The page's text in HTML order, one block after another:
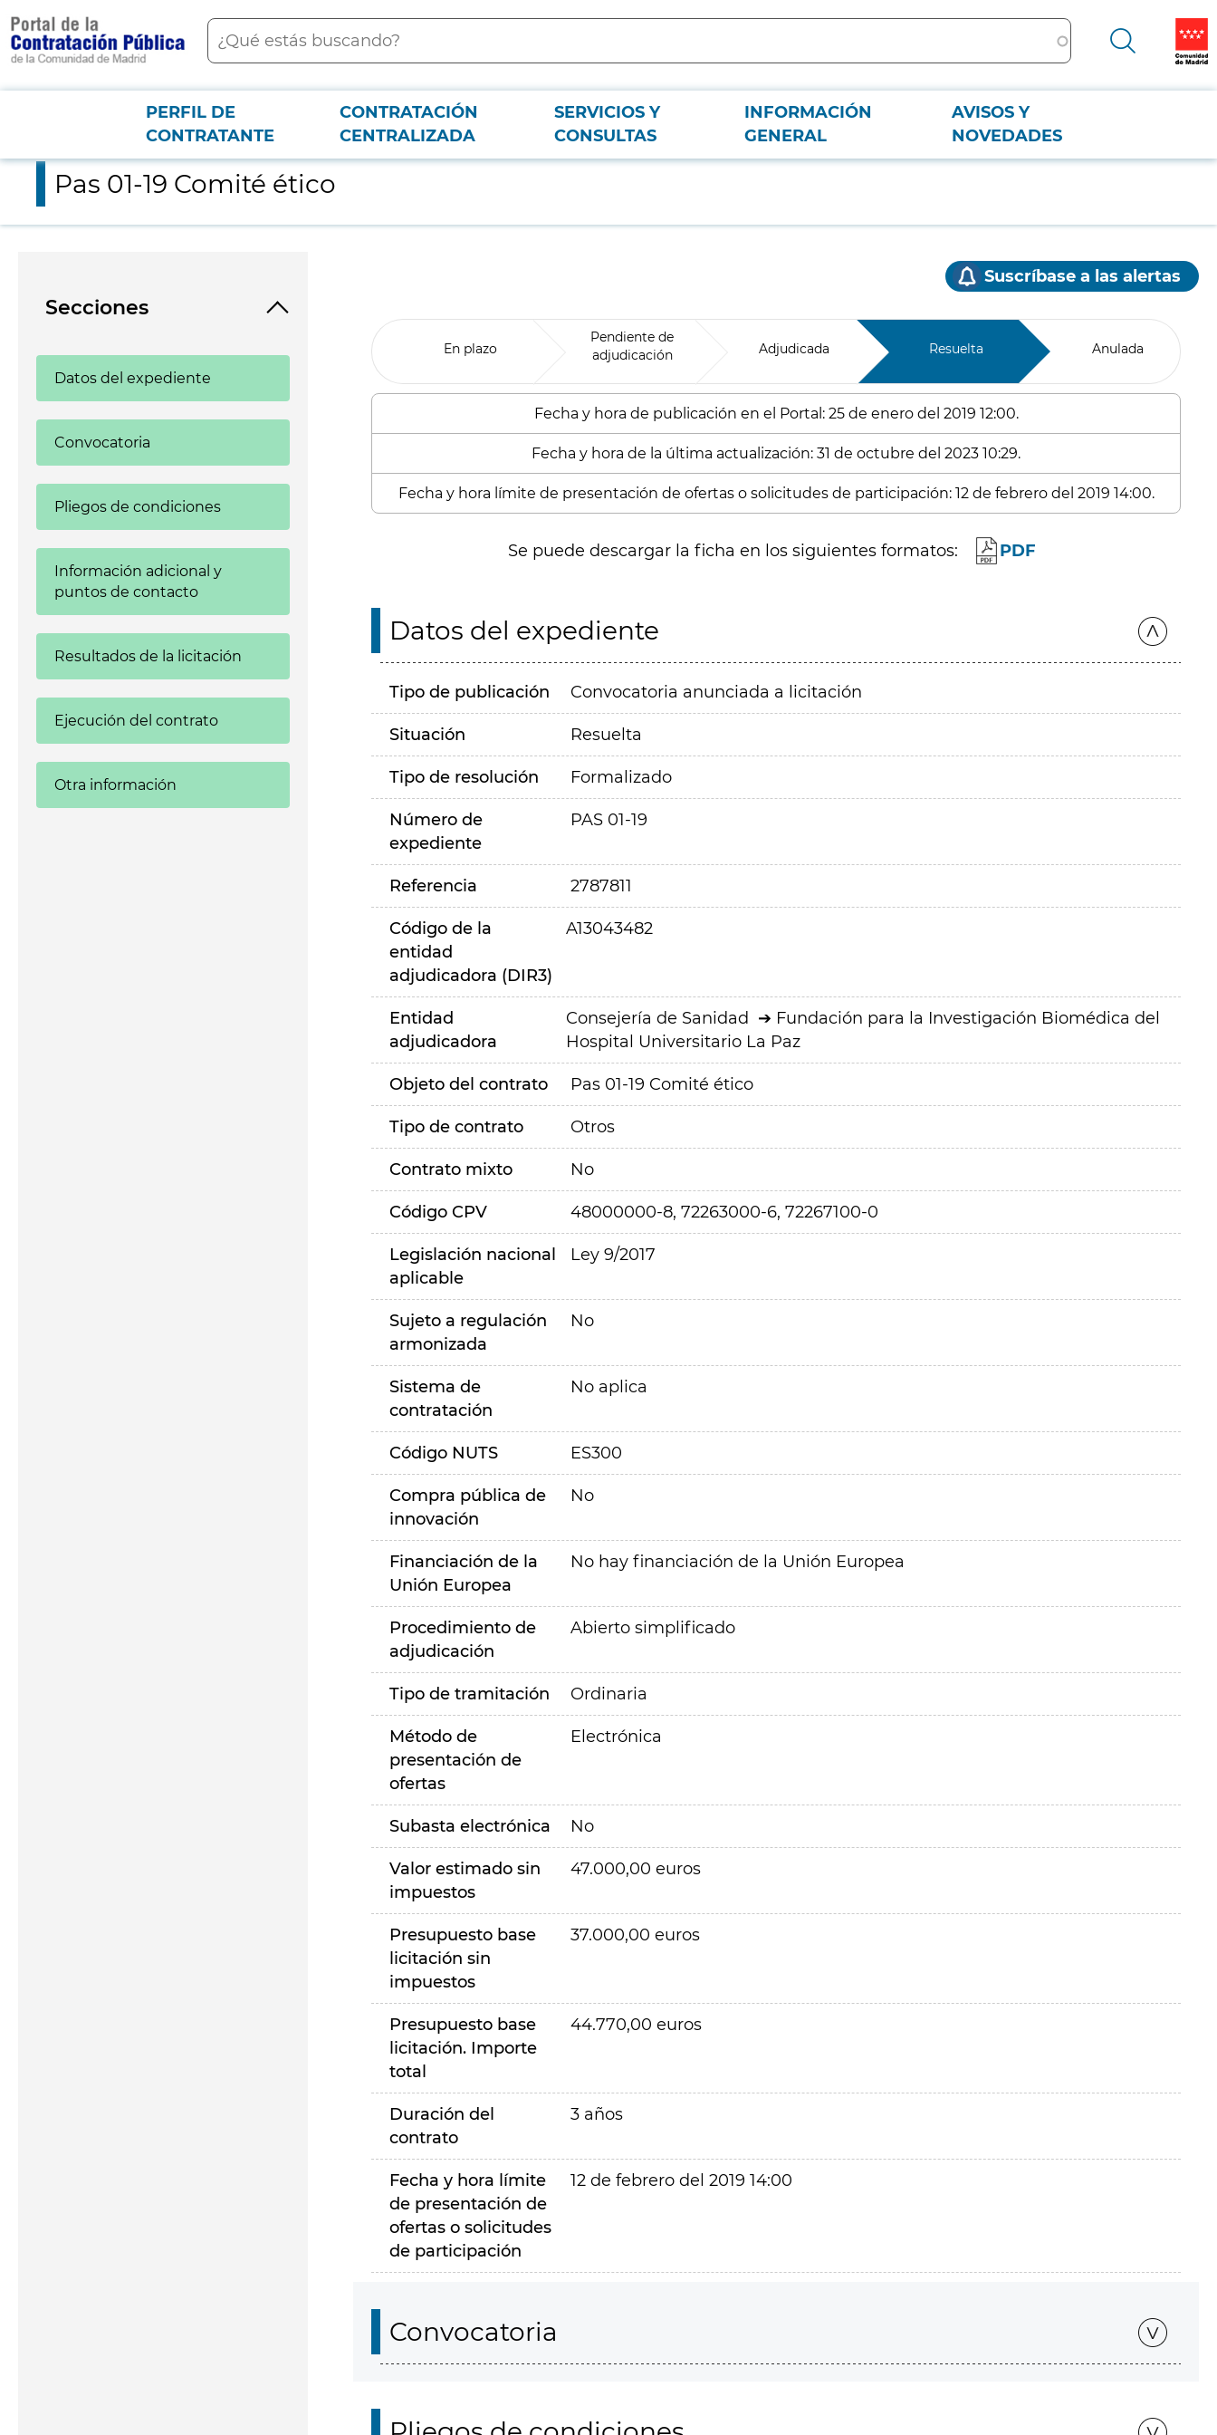
contenido
principal
Buscar
Menú PCON
PERFIL DE
CONTRATANTE
CONTRATACIÓN
CENTRALIZADA
SERVICIOS Y
CONSULTAS
INFORMACIÓN
GENERAL
AVISOS Y
NOVEDADES
Pas 01-19 Comité ético
Pas 01-19 Comité ético
Secciones
Datos del expediente
Convocatoria
Pliegos de condiciones
Información adicional y
puntos de contacto
Resultados de la licitación
Ejecución del contrato
Otra información
Suscríbase a las alertas
En plazo
Pendiente de
adjudicación
Adjudicada Resuelta Anulada
Fecha y hora de publicación en el Portal: 25 de enero del 2019 12:00.
Fecha y hora de la última actualización: 31 de octubre del 2023 10:29.
Fecha y hora límite de presentación de ofertas o solicitudes de participación: 12 de febrero del 2019 14:00.
Se puede descargar la ficha en los siguientes formatos: PDF
Datos del expediente
Tipo de publicación Convocatoria anunciada a licitación
Situación Resuelta
Tipo de resolución Formalizado
Número de
expediente
PAS 01-19
Referencia 2787811
Código de la
entidad
adjudicadora (DIR3)
A13043482
Entidad
adjudicadora
Consejería de Sanidad
Fundación para la Investigación Biomédica del
Hospital Universitario La Paz
Objeto del contrato Pas 01-19 Comité ético
Tipo de contrato Otros
Contrato mixto No
Código CPV 48000000-8, 72263000-6, 72267100-0
Legislación nacional
aplicable
Ley 9/2017
Sujeto a regulación
armonizada
No
Sistema de
contratación
No aplica
Código NUTS ES300
Compra pública de
innovación
No
Financiación de la
Unión Europea
No hay financiación de la Unión Europea
Procedimiento de
adjudicación
Abierto simplificado
Tipo de tramitación Ordinaria
Método de
presentación de
ofertas
Electrónica
Subasta electrónica No
Valor estimado sin
impuestos
47.000,00 euros
Presupuesto base
licitación sin
impuestos
37.000,00 euros
Presupuesto base
licitación. Importe
total
44.770,00 euros
Duración del
contrato
3 años
Fecha y hora límite
de presentación de
ofertas o solicitudes
de participación
12 de febrero del 2019 14:00
Convocatoria